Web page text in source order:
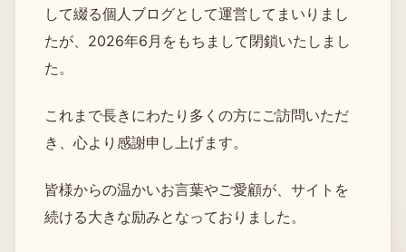
して綴る個人ブログとして運営してまいりまし
たが、2026年6月をもちまして閉鎖いたしまし
た。
これまで長きにわたり多くの方にご訪問いただ
き、心より感謝申し上げます。
皆様からの温かいお言葉やご愛顧が、サイトを
続ける大きな励みとなっておりました。